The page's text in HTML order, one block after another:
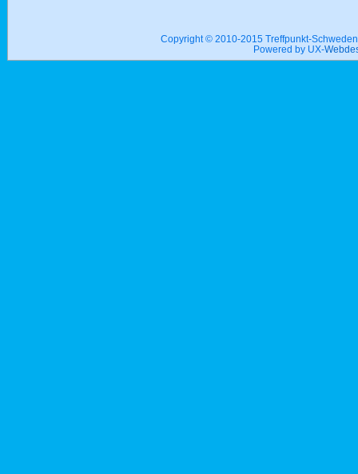
Copyright © 2010-2015 Treffpunkt-
Powered by UX-